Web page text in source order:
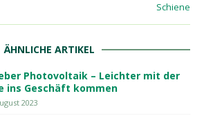
Schiene
ÄHNLICHE ARTIKEL
Photovoltaik – Leichter mit der
ins Geschäft kommen
2023